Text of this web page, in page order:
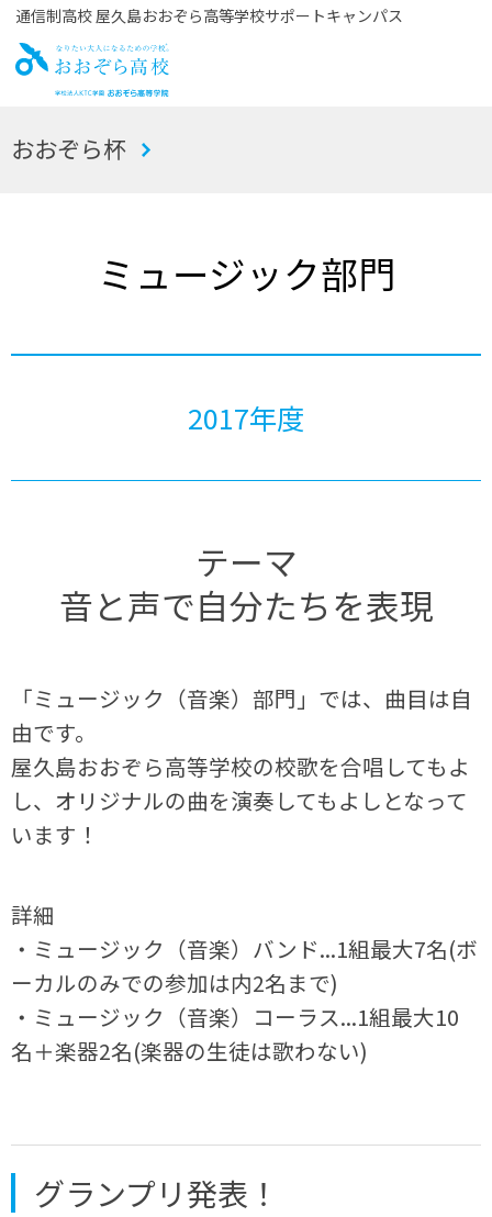
通信制高校 屋久島おおぞら高等学校サポートキャンパス
お
おおぞら杯
ミュージック部門
2017年度
テーマ
音と声で自分たちを表現
「ミュージック（音楽）部門」では、曲目は自
由です。
屋久島おおぞら高等学校の校歌を合唱してもよ
し、オリジナルの曲を演奏してもよしとなって
います！
詳細
・ミュージック（音楽）バンド...1組最大7名(ボ
ーカルのみでの参加は内2名まで)
・ミュージック（音楽）コーラス...1組最大10
名＋楽器2名(楽器の生徒は歌わない)
グランプリ発表！